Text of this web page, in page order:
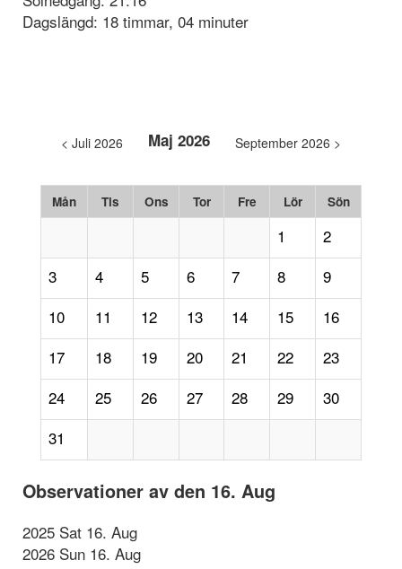
Dagslängd: 18 timmar, 04 minuter
< Juli 2026 Maj 2026 September 2026 >
Mån Tis Ons Tor Fre Lör Sön
1
2
3
4 5 6 7 8
9
10
11 12 13 14 15
16
17
18 19 20 21 22
23
24
25 26 27 28 29
30
31
Observationer av den 16. Aug
2025 Sat 16. Aug
2026 Sun 16. Aug